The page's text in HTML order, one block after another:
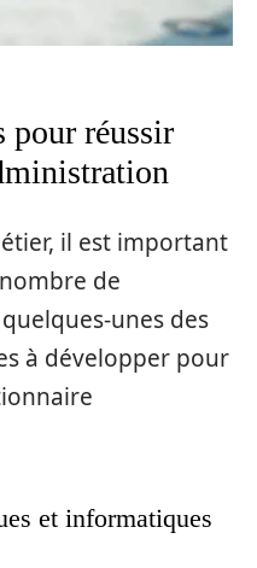
pour réussir
il est important
de
unes des
à développer pour
et informatiques